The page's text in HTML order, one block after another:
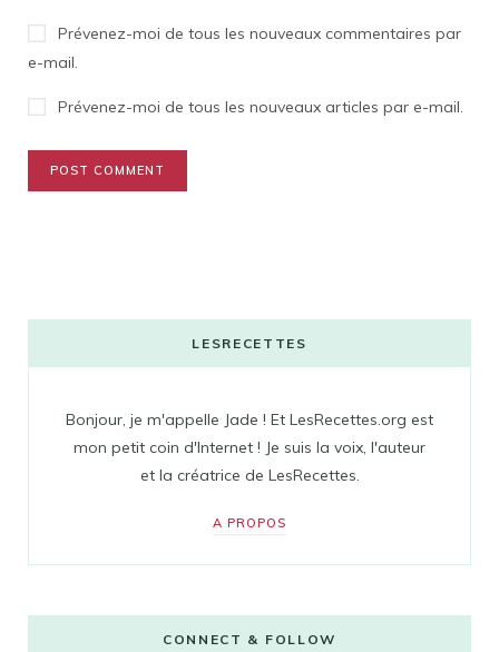
Prévenez-moi de tous les nouveaux commentaires par
e-mail.
Prévenez-moi de tous les nouveaux articles par e-mail.
LESRECETTES
Bonjour, je m'appelle Jade ! Et LesRecettes.org est
mon petit coin d'Internet ! Je suis la voix, l'auteur
et la créatrice de LesRecettes.
A PROPOS
CONNECT & FOLLOW